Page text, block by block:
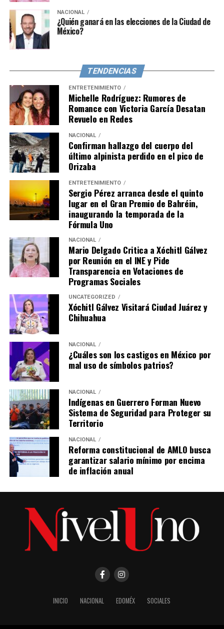
NACIONAL
¿Quién ganará en las elecciones de la Ciudad de
México?
TENDENCIAS
ENTRETENIMIENTO
Michelle Rodríguez: Rumores de
Romance con Victoria García Desatan
Revuelo en Redes
NACIONAL
Confirman hallazgo del cuerpo del
último alpinista perdido en el pico de
Orizaba
ENTRETENIMIENTO
Sergio Pérez arranca desde el quinto
lugar en el Gran Premio de Bahréin,
inaugurando la temporada de la
Fórmula Uno
NACIONAL
Mario Delgado Critica a Xóchitl Gálvez
por Reunión en el INE y Pide
Transparencia en Votaciones de
Programas Sociales
UNCATEGORIZED
Xóchitl Gálvez Visitará Ciudad Juárez y
Chihuahua
NACIONAL
¿Cuáles son los castigos en México por
mal uso de símbolos patrios?
NACIONAL
Indígenas en Guerrero Forman Nuevo
Sistema de Seguridad para Proteger su
Territorio
NACIONAL
Reforma constitucional de AMLO busca
garantizar salario mínimo por encima
de inflación anual
INICIO NACIONAL EDOMÉX SOCIALES